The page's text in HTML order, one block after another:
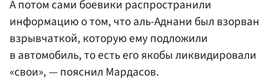
А потом сами боевики распространили
информацию о том, что аль-Аднани был взорван
взрывчаткой, которую ему подложили
в автомобиль, то есть его якобы ликвидировали
«свои», — пояснил Мардасов.